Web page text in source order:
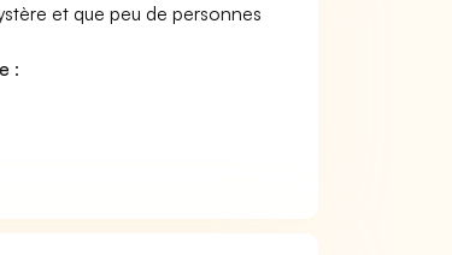
et que peu de personnes
: